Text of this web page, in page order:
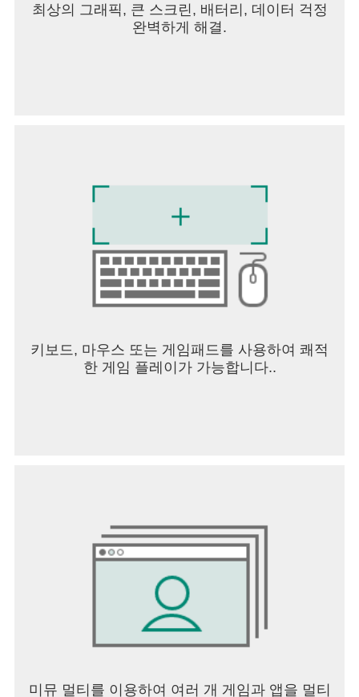
이 필요합니다. 선택적 접근권한을 허용하지 않더라
도 서비스의 기본 기능을 사용할 수 있습니다.
[선택적 접근 권한]
- 고객센터로 전화하기 위하여 사용합니다.
- 제품을 등록할 때 주변에 있는 Wi-Fi를 찾고 연결하
는 경우에 사용합니다.
- 앱에 제품을 추가할 때 주변에 있는 Bluetooth 장치
를 찾고 연결하는 경우에 사용합니다.
- 내 프로필 사진을 찍고 설정할 때 사용합니다.
- QR 코드를 인식하여 홈이나 계정을 공유할 때 필
- QR 코드를 인식하여 제품을 추가할 때 필요합니
- '1:1 문의'에서 사진을 찍고 첨부할 때 필요합니다.
최상의 그래픽, 큰 스크린, 배터리, 데이터 걱정
완벽하게 해결.
키보드, 마우스 또는 게임패드를 사용하여 쾌적
한 게임 플레이가 가능합니다..
미뮤 멀티를 이용하여 여러 개 게임과 앱을 멀티